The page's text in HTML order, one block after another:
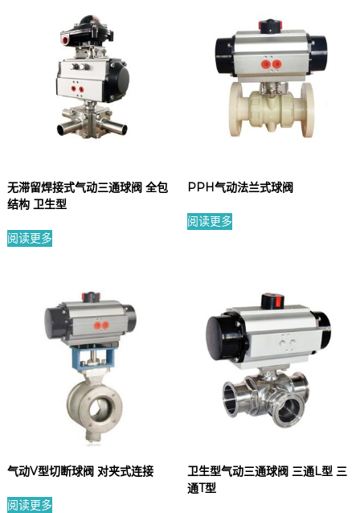
无滞留焊接式气动三通球阀 全包
结构 卫生型
阅读更多
PPH气动法兰式球阀
阅读更多
气动V型切断球阀 对夹式连接
阅读更多
卫生型气动三通球阀 三通L型 三
通T型